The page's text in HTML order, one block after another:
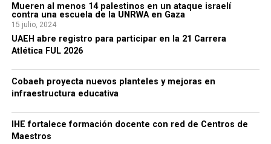
Mueren al menos 14 palestinos en un ataque israelí
contra una escuela de la UNRWA en Gaza
15 julio, 2024
UAEH abre registro para participar en la 21 Carrera
Atlética FUL 2026
Cobaeh proyecta nuevos planteles y mejoras en
infraestructura educativa
IHE fortalece formación docente con red de Centros de
Maestros